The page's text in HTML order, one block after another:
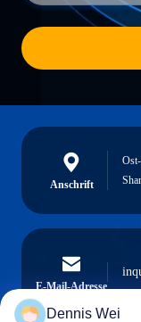
Anschrift
E-Mail-Adresse
Dennis Wei